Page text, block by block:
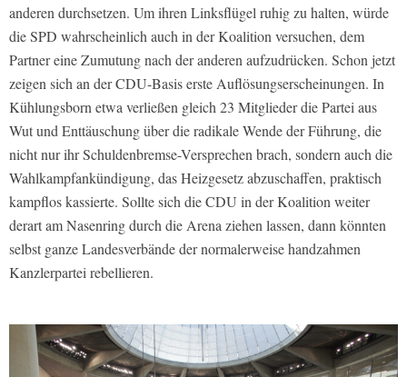
anderen durchsetzen. Um ihren Linksflügel ruhig zu halten, würde
die SPD wahrscheinlich auch in der Koalition versuchen, dem
Partner eine Zumutung nach der anderen aufzudrücken. Schon jetzt
zeigen sich an der CDU-Basis erste Auflösungserscheinungen. In
Kühlungsborn etwa verließen gleich 23 Mitglieder die Partei aus
Wut und Enttäuschung über die radikale Wende der Führung, die
nicht nur ihr Schuldenbremse-Versprechen brach, sondern auch die
Wahlkampfankündigung, das Heizgesetz abzuschaffen, praktisch
kampflos kassierte. Sollte sich die CDU in der Koalition weiter
derart am Nasenring durch die Arena ziehen lassen, dann könnten
selbst ganze Landesverbände der normalerweise handzahmen
Kanzlerpartei rebellieren.